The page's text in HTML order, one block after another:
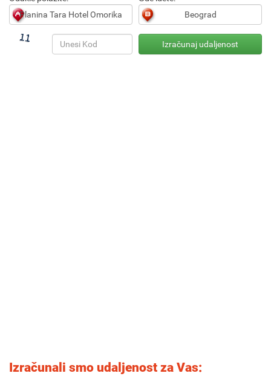
Izračunali smo udaljenost za Vas: